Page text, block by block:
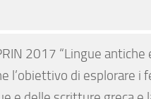
2017 “Lingue
l’obiettivo di esplorare i